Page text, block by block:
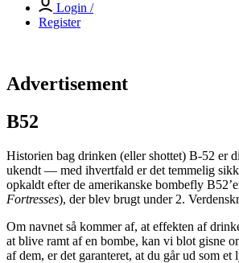
Login /
Register
Advertisement
B52
Historien bag drinken (eller shottet) B-52 er
ukendt — med ihvertfald er det temmelig
opkaldt efter de amerikanske bombefly
Fortresses), der blev brugt under 2.
Om navnet så kommer af, at effekten af
at blive ramt af en bombe, kan vi blot gisne
af dem, er det garanteret, at du går ud som et